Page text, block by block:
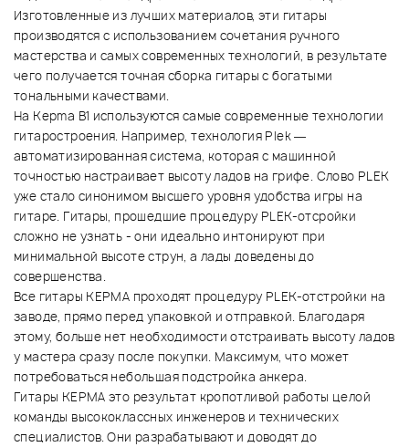
Изготовленные из лучших материалов, эти гитары
производятся с использованием сочетания ручного
мастерства и самых современных технологий, в результате
чего получается точная сборка гитары с богатыми
тональными качествами.
На Kepma B1 используются самые современные технологии
гитаростроения. Например, технология Plek —
автоматизированная система, которая с машинной
точностью настраивает высоту ладов на грифе. Слово PLEK
уже стало синонимом высшего уровня удобства игры на
гитаре. Гитары, прошедшие процедуру PLEK-отсройки
сложно не узнать - они идеально интонируют при
минимальной высоте струн, а лады доведены до
совершенства.
Все гитары KEPMA проходят процедуру PLEK-отстройки на
заводе, прямо перед упаковкой и отправкой. Благодаря
этому, больше нет необходимости отстраивать высоту ладов
у мастера сразу после покупки. Максимум, что может
потребоваться небольшая подстройка анкера.
Гитары KEPMA это результат кропотливой работы целой
команды высококлассных инженеров и технических
специалистов. Они разрабатывают и доводят до